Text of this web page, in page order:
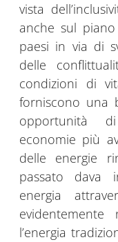
vista
anche sul
paesi in via di
delle
condizioni di
forniscono una
opportunità
economie più
delle energie
passato dava
energia
l’energia